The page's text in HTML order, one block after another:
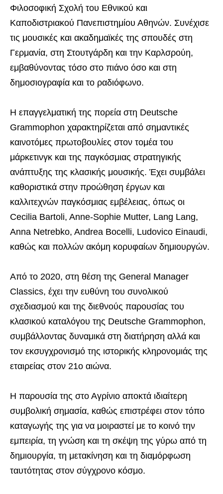
Φιλοσοφική Σχολή του Εθνικού και
Καποδιστριακού Πανεπιστημίου Αθηνών. Συνέχισε
τις μουσικές και ακαδημαϊκές της σπουδές στη
Γερμανία, στη Στουτγάρδη και την Καρλσρούη,
εμβαθύνοντας τόσο στο πιάνο όσο και στη
δημοσιογραφία και το ραδιόφωνο.
Η επαγγελματική της πορεία στη Deutsche
Grammophon χαρακτηρίζεται από σημαντικές
καινοτόμες πρωτοβουλίες στον τομέα του
μάρκετινγκ και της παγκόσμιας στρατηγικής
ανάπτυξης της κλασικής μουσικής. Έχει συμβάλει
καθοριστικά στην προώθηση έργων και
καλλιτεχνών παγκόσμιας εμβέλειας, όπως οι
Cecilia Bartoli, Anne-Sophie Mutter, Lang Lang,
Anna Netrebko, Andrea Bocelli, Ludovico Einaudi,
καθώς και πολλών ακόμη κορυφαίων δημιουργών.
Από το 2020, στη θέση της General Manager
Classics, έχει την ευθύνη του συνολικού
σχεδιασμού και της διεθνούς παρουσίας του
κλασικού καταλόγου της Deutsche Grammophon,
συμβάλλοντας δυναμικά στη διατήρηση αλλά και
τον εκσυγχρονισμό της ιστορικής κληρονομιάς της
εταιρείας στον 21ο αιώνα.
Η παρουσία της στο Αγρίνιο αποκτά ιδιαίτερη
συμβολική σημασία, καθώς επιστρέφει στον τόπο
καταγωγής της για να μοιραστεί με το κοινό την
εμπειρία, τη γνώση και τη σκέψη της γύρω από τη
δημιουργία, τη μετακίνηση και τη διαμόρφωση
ταυτότητας στον σύγχρονο κόσμο.